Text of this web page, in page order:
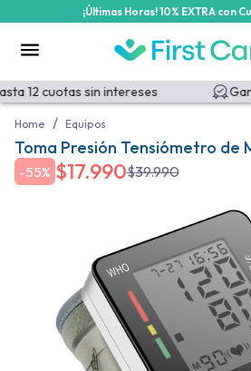
¡Últimas Horas! 10% EXTRA con
12 cuotas sin intereses
Home / Equipos
Toma Presión Tensiómetro de
-55% $17.990$39.990